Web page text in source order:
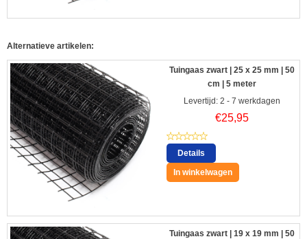
Alternatieve artikelen:
Tuingaas zwart | 25 x 25 mm | 50
cm | 5 meter
Levertijd: 2 - 7 werkdagen
€25,95
Details
In winkelwagen
Tuingaas zwart | 19 x 19 mm | 50